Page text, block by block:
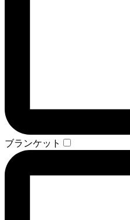
ブランケット